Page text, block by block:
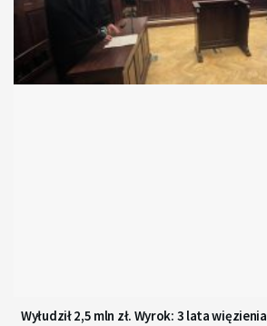
Wyłudził 2,5 mln zł. Wyrok: 3 lata więzienia